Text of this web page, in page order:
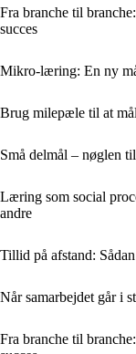
Fra branche til
succes
Mikro-læring: En ny
Brug milepæle til at
Små delmål – nøglen
Læring som social
andre
Tillid på afstand:
Når samarbejdet går i
Fra branche til